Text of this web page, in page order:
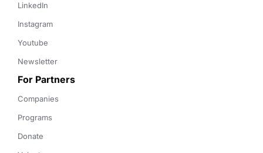
LinkedIn
Instagram
Youtube
Newsletter
For Partners
Companies
Programs
Donate